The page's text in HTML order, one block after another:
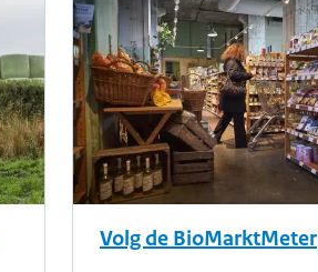
Volg de BioMarktMeter